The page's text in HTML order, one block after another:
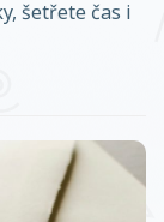
účet
šetřete čas i